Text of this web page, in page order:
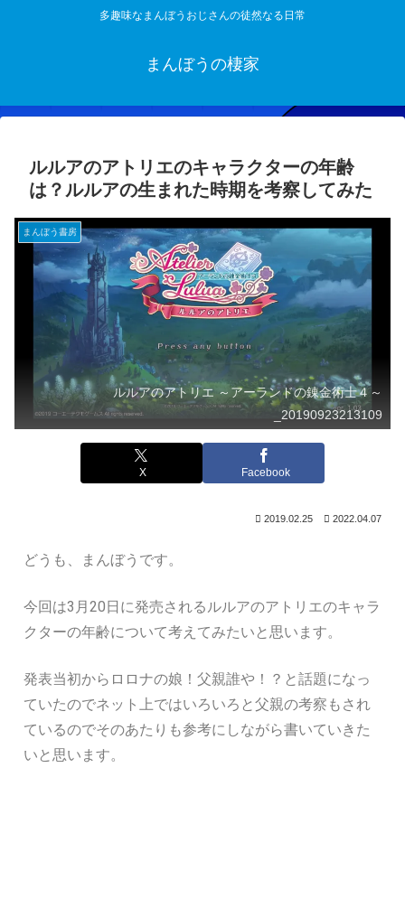
多趣味なまんぼうおじさんの徒然なる日常
まんぼうの棲家
ルルアのアトリエのキャラクターの年齢
は？ルルアの生まれた時期を考察してみた
まんぼう書房
ルルアのアトリエ ～アーランドの錬金術士４～
_20190923213109
X Facebook
2019.02.25 2022.04.07
どうも、まんぼうです。
今回は3月20日に発売されるルルアのアトリエのキャラ
クターの年齢について考えてみたいと思います。
発表当初からロロナの娘！父親誰や！？と話題になっ
ていたのでネット上ではいろいろと父親の考察もされ
ているのでそのあたりも参考にしながら書いていきた
いと思います。